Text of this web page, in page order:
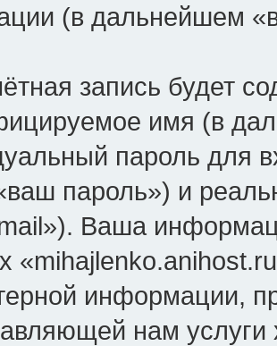
(в дальнейшем
запись будет
имя (в
пароль для
пароль») и
Ваша
информации,
нам